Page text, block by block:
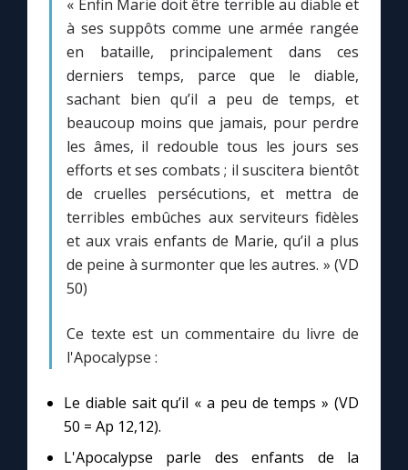
« Enfin Marie doit être terrible au diable et
à ses suppôts comme une armée rangée
en bataille, principalement dans ces
derniers temps, parce que le diable,
sachant bien qu’il a peu de temps, et
beaucoup moins que jamais, pour perdre
les âmes, il redouble tous les jours ses
efforts et ses combats ; il suscitera bientôt
de cruelles persécutions, et mettra de
terribles embûches aux serviteurs fidèles
et aux vrais enfants de Marie, qu’il a plus
de peine à surmonter que les autres. » (VD
50)
Ce texte est un commentaire du livre de
l'Apocalypse :
Le diable sait qu’il « a peu de temps » (VD
50 = Ap 12,12).
L'Apocalypse parle des enfants de la